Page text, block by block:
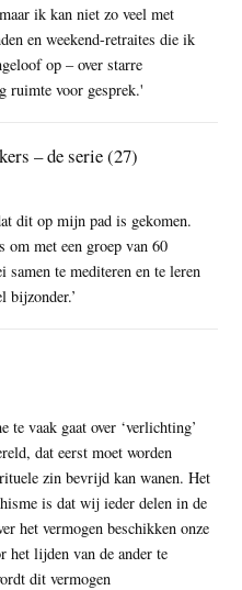
ik kan niet zo veel met
en weekend-retraites die ik
op – over starre
ruimte voor gesprek.'
– de serie (27)
dit op mijn pad is gekomen.
met een groep van 60
samen te mediteren en te leren
bijzonder.’
te vaak gaat over ‘verlichting’
dat eerst moet worden
zin bevrijd kan wanen. Het
is dat wij ieder delen in de
het vermogen beschikken onze
het lijden van de ander te
dit vermogen